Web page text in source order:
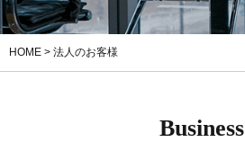
HOME > 法人のお客様
Business